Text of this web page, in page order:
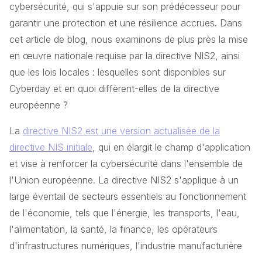
cybersécurité, qui s'appuie sur son prédécesseur pour
garantir une protection et une résilience accrues. Dans
cet article de blog, nous examinons de plus près la mise
en œuvre nationale requise par la directive NIS2, ainsi
que les lois locales : lesquelles sont disponibles sur
Cyberday et en quoi diffèrent-elles de la directive
européenne ?
La directive NIS2 est une version actualisée de la
directive NIS initiale, qui en élargit le champ d'application
et vise à renforcer la cybersécurité dans l'ensemble de
l'Union européenne. La directive NIS2 s'applique à un
large éventail de secteurs essentiels au fonctionnement
de l'économie, tels que l'énergie, les transports, l'eau,
l'alimentation, la santé, la finance, les opérateurs
d'infrastructures numériques, l'industrie manufacturière